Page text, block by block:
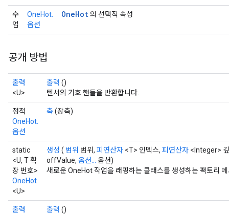
수
업
OneHot.
옵션
OneHot의 선택적 속성
공개 방법
출력
<U>
출력 ()
텐서의 기호 핸들을 반환합니다.
정적
OneHot.
옵션
축(장축)
static
<U, T 확
장 번호>
OneHot
<U>
생성 ( 범위 범위, 피연산자 <T> 인덱스, 피연산자 <Integer>
offValue, 옵션...
옵션)
새로운 OneHot 작업을 래핑하는 클래스를 생성하는 팩토리
출력
출력 ()